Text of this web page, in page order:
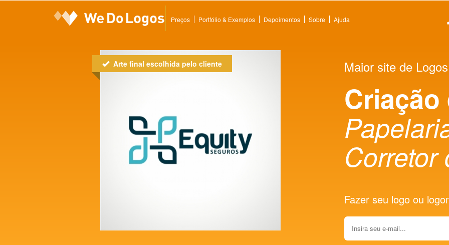
Preços Portfólio & Exemplos Depoimentos Sobre Ajuda
Arte final escolhida pelo cliente Maior site de
Criação
Corretor
Fazer seu logo ou